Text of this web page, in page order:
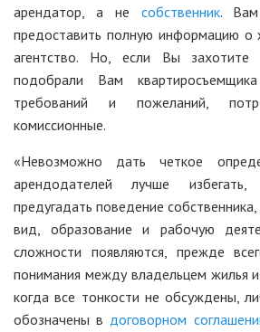
арендатор, а не собственник. Вам
предоставить полную информацию о
агентство. Но, если Вы захотите
подобрали Вам
требований и пожеланий,
комиссионные.
«Невозможно дать четкое
арендодателей лучше
предугадать поведение
вид, образование и рабочую
сложности появляются, прежде
понимания между владельцем жилья
когда все тонкости не обсуждены,
обозначены в договорном